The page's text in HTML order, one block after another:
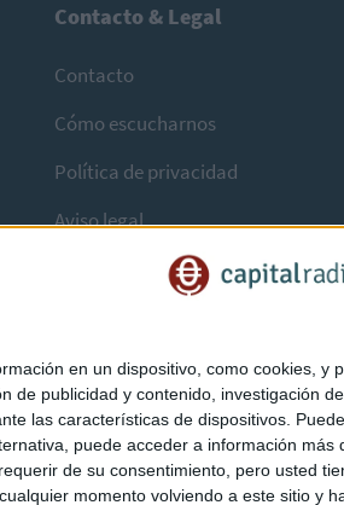
en un dispositivo, como cookies,
publicidad y contenido, investigación
las características de dispositivos.
puede acceder a información
de su consentimiento, pero usted
momento volviendo a este sitio y
Contacto & Legal
Contacto
Cómo escucharnos
Política de privacidad
Aviso legal